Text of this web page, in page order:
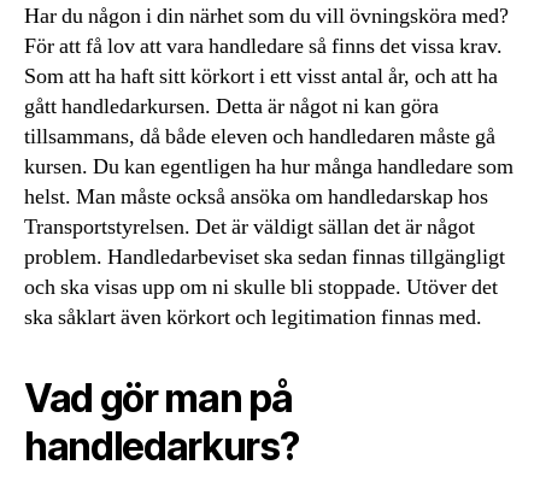
Har du någon i din närhet som du vill övningsköra med?
För att få lov att vara handledare så finns det vissa krav.
Som att ha haft sitt körkort i ett visst antal år, och att ha
gått handledarkursen. Detta är något ni kan göra
tillsammans, då både eleven och handledaren måste gå
kursen. Du kan egentligen ha hur många handledare som
helst. Man måste också ansöka om handledarskap hos
Transportstyrelsen. Det är väldigt sällan det är något
problem. Handledarbeviset ska sedan finnas tillgängligt
och ska visas upp om ni skulle bli stoppade. Utöver det
ska såklart även körkort och legitimation finnas med.
Vad gör man på
handledarkurs?